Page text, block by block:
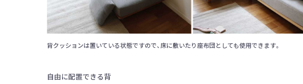
背クッションは置いている状態ですので、床に敷いたり座布団としても使用できます。
自由に配置できる背